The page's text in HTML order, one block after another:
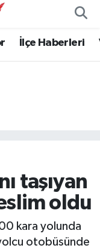
İlçe Haberleri
taşıyan
oldu
kara yolunda
otobüsünde